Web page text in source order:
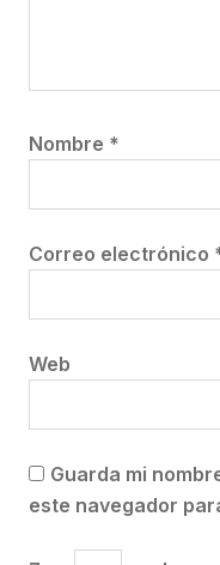
Nombre *
Correo electrónico
Web
Guarda mi
este navegador